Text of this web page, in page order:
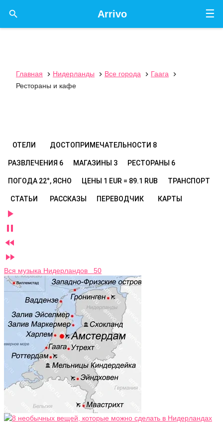
☰
Arrivo

Главная  Нидерланды  Все города  Гаага

Рестораны и кафе
ОТЕЛИ ДОСТОПРИМЕЧАТЕЛЬНОСТИ 8
РАЗВЛЕЧЕНИЯ 6 МАГАЗИНЫ 3 РЕСТОРАНЫ 6
ПОГОДА 22°, ЯСНО ЦЕНЫ 1 EUR = 89.1 RUB ТРАНСПОРТ
СТАТЬИ РАССКАЗЫ ПЕРЕВОДЧИК КАРТЫ




Вся музыка Нидерландов 50